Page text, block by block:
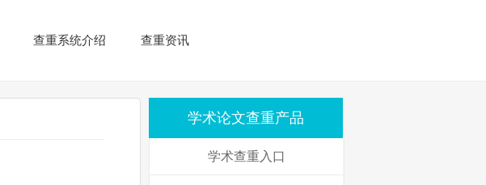
查重系统介绍 查重资讯
学术论文查重产品
学术查重入口